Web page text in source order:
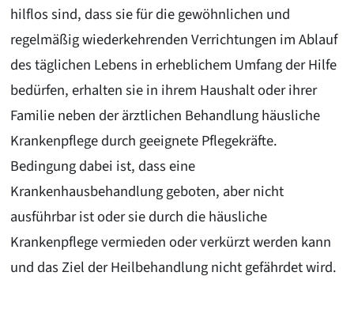
hilflos sind, dass sie für die gewöhnlichen und
regelmäßig wiederkehrenden Verrichtungen im Ablauf
des täglichen Lebens in erheblichem Umfang der Hilfe
bedürfen, erhalten sie in ihrem Haushalt oder ihrer
Familie neben der ärztlichen Behandlung häusliche
Krankenpflege durch geeignete Pflegekräfte.
Bedingung dabei ist, dass eine
Krankenhausbehandlung geboten, aber nicht
ausführbar ist oder sie durch die häusliche
Krankenpflege vermieden oder verkürzt werden kann
und das Ziel der Heilbehandlung nicht gefährdet wird.